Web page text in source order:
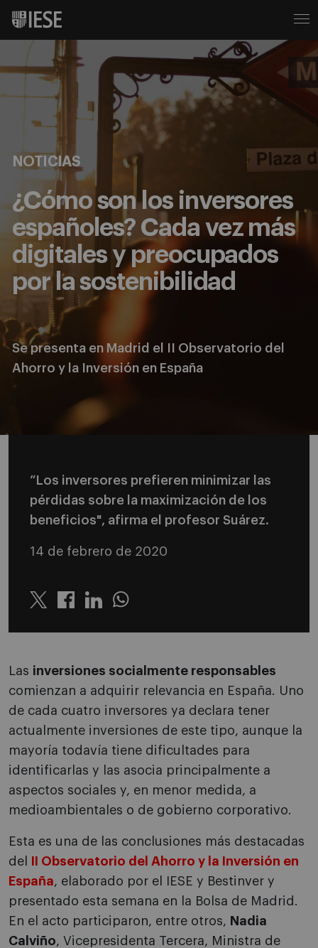
NOTICIAS
¿Cómo son los inversores
españoles? Cada vez más
digitales y preocupados
por la sostenibilidad
Se presenta en Madrid el II Observatorio del
Ahorro y la Inversión en España
“Los inversores prefieren minimizar las
pérdidas sobre la maximización de los
beneficios", afirma el profesor Suárez.
14 de febrero de 2020
Twitter LinkedinWhatsapp
Las inversiones socialmente responsables
comienzan a adquirir relevancia en España. Uno
de cada cuatro inversores ya declara tener
actualmente inversiones de este tipo, aunque la
mayoría todavía tiene dificultades para
identificarlas y las asocia principalmente a
aspectos sociales y, en menor medida, a
medioambientales o de gobierno corporativo.
Esta es una de las conclusiones más destacadas
del
II Observatorio del Ahorro y la Inversión en
España, elaborado por el IESE y Bestinver y
presentado esta semana en la Bolsa de Madrid.
En el acto participaron, entre otros, Nadia
Calviño, Vicepresidenta Tercera, Ministra de